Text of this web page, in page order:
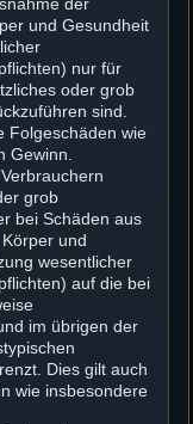
und Gesundheit
nur für
oder grob
sind.
Folgeschäden wie
Gewinn.
grob
bei Schäden aus
und
wesentlicher
auf die bei
im übrigen der
Dies gilt auch
wie insbesondere